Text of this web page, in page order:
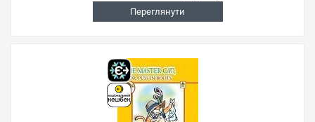
Переглянути